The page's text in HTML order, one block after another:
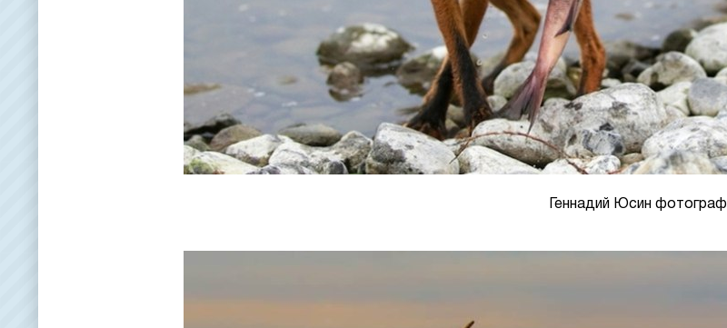
Геннадий Юсин фотограф